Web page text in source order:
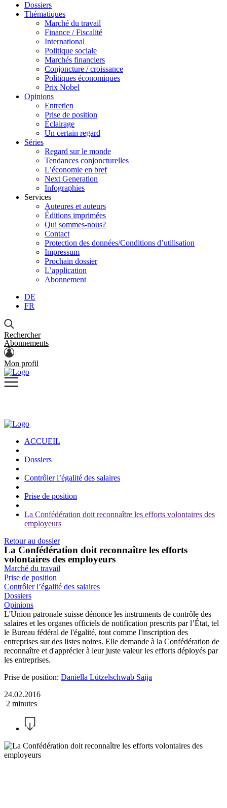
Dossiers
Thématiques
Marché du travail
Finance / Fiscalité
International
Politique sociale
Marchés financiers
Conjoncture / croissance
Politiques économiques
Prix Nobel
Opinions
Entretien
Prise de position
Éclairage
Un certain regard
Séries
Regard sur le monde
Tendances conjoncturelles
L’économie en bref
Next Generation
Infographies
Services
Auteures et auteurs
Éditions imprimées
Qui sommes-nous?
Contact
Protection des données/Conditions d’utilisation
Impressum
Prochain dossier
L’application
Abonnement
DE
FR
Rechercher
Abonnements
Mon profil
ACCUEIL
Dossiers
Contrôler l’égalité des salaires
Prise de position
La Confédération doit reconnaître les efforts volontaires des
employeurs
Retour au dossier
La Confédération doit reconnaître les efforts
volontaires des employeurs
Marché du travail
Prise de position
Contrôler l’égalité des salaires
Dossiers
Opinions
L'Union patronale suisse dénonce les instruments de contrôle des
salaires et les organes officiels de notification prescrits par l’État, tel
le Bureau fédéral de l'égalité, tout comme l'inscription des
entreprises sur des listes noires. Elle demande à la Confédération de
reconnaître et d'apprécier à leur juste valeur les efforts déployés par
les entreprises.
Prise de position: Daniella Lützelschwab Saija
24.02.2016
2 minutes